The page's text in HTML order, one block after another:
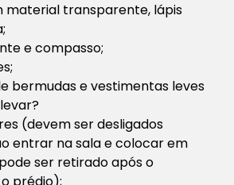
material transparente, lápis
e compasso;
bermudas e vestimentas leves
(devem ser desligados
entrar na sala e colocar em
ser retirado após o
prédio);